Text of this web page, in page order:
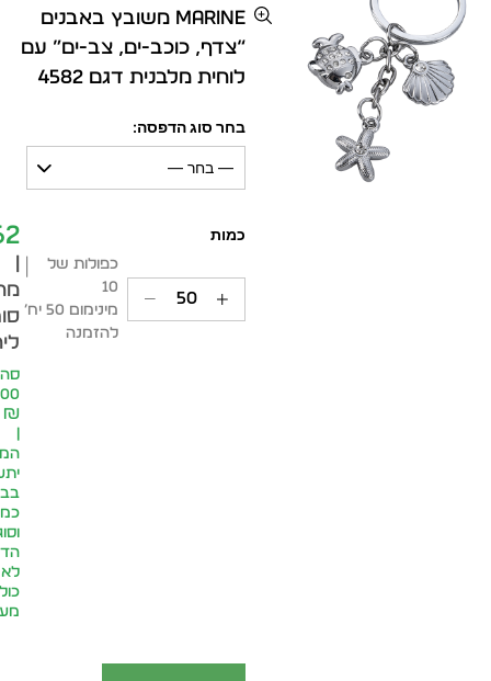
Marine משובץ באבנים
“צדף, כוכב-ים, צב-ים” עם
לוחית מלבנית דגם 4582
בחר סוג הדפסה:
— בחר —
כפולות של
10
מינימום 50 יח׳
להזמנה
₪
לא